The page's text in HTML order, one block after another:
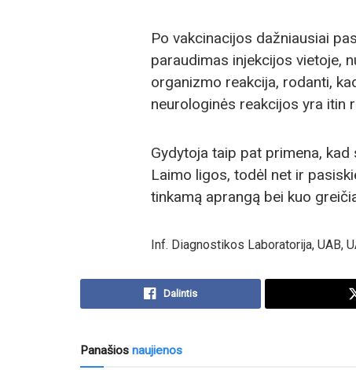
Po vakcinacijos dažniausiai
paraudimas injekcijos vietoje,
organizmo reakcija, rodanti,
neurologinės reakcijos yra itin
Gydytoja taip pat primena,
Laimo ligos, todėl net ir
tinkamą aprangą bei kuo
Inf. Diagnostikos Laboratorija, UAB,
Dalintis
Panašios naujienos